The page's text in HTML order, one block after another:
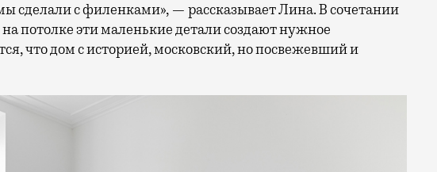
сделали с филенками», — рассказывает Лина. В сочетании
потолке эти маленькие детали создают нужное
что дом с историей, московский, но посвежевший и